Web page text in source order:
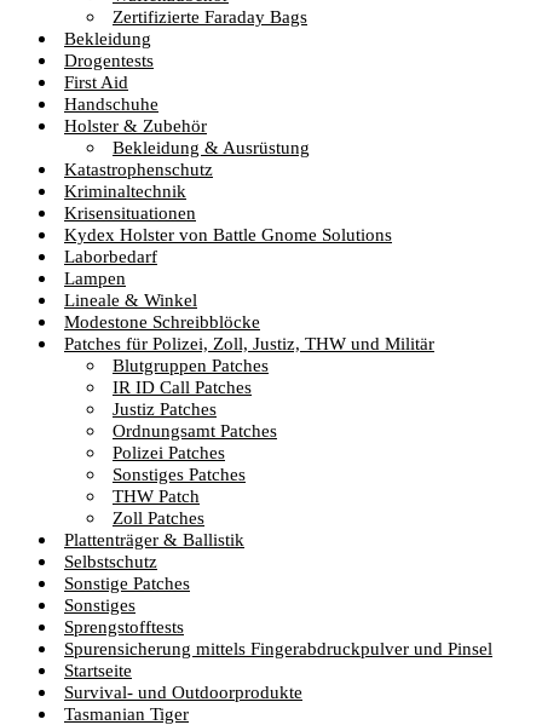
Zertifizierte Faraday Bags
Bekleidung
Drogentests
First Aid
Handschuhe
Holster & Zubehör
Bekleidung & Ausrüstung
Katastrophenschutz
Kriminaltechnik
Krisensituationen
Kydex Holster von Battle Gnome Solutions
Laborbedarf
Lampen
Lineale & Winkel
Modestone Schreibblöcke
Patches für Polizei, Zoll, Justiz, THW und Militär
Blutgruppen Patches
IR ID Call Patches
Justiz Patches
Ordnungsamt Patches
Polizei Patches
Sonstiges Patches
THW Patch
Zoll Patches
Plattenträger & Ballistik
Selbstschutz
Sonstige Patches
Sonstiges
Sprengstofftests
Spurensicherung mittels Fingerabdruckpulver und Pinsel
Startseite
Survival- und Outdoorprodukte
Tasmanian Tiger